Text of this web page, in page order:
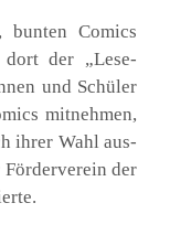
bun­ten Comics
dort der „Lese­
und Schü­ler
mit­neh­men,
ihrer Wahl aus­
För­der­ver­ein der